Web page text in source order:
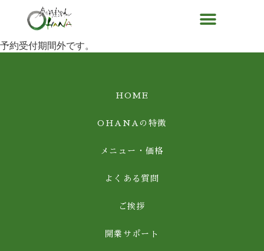
予約受付期間外です。
HOME
OHANAの特徴
メニュー・価格
よくある質問
ご挨拶
開業サポート